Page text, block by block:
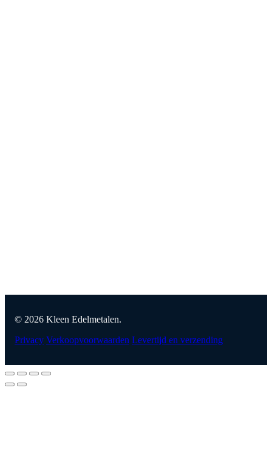
© 2026 Kleen Edelmetalen.
Privacy Verkoopvoorwaarden Levertijd en verzending